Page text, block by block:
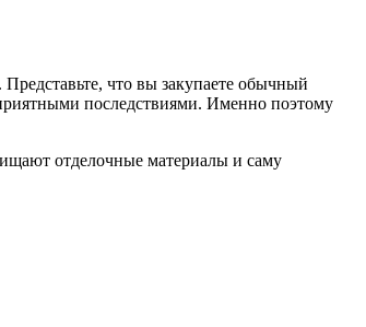
что вы закупаете обычный
последствиями. Именно поэтому
отделочные материалы и саму